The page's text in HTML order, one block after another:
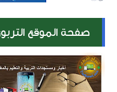
صفحة الموقع